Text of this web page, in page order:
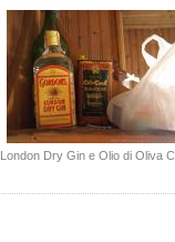
London Dry Gin e Olio di Oliva